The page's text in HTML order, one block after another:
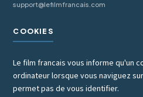
support@lefilmfrancais.com
COOKIES
Le film francais vous informe qu'un
ordinateur lorsque vous naviguez
permet pas de vous identifier.